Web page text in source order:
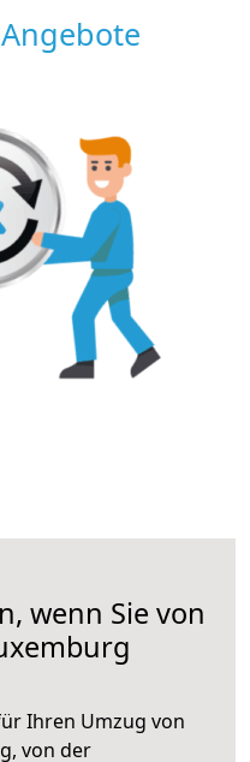
wenn Sie von
Ihren Umzug von
von der